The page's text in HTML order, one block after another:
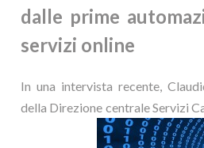
dalle prime
servizi online
In una intervista recente,
della Direzione centrale Servizi